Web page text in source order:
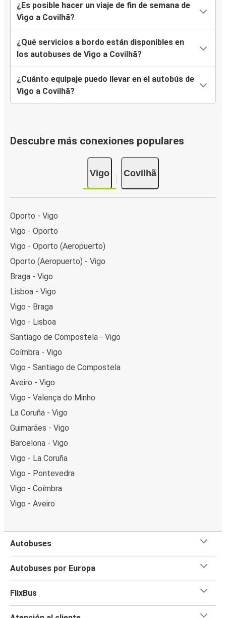
¿Es posible hacer un viaje de fin de semana de
Vigo a Covilhã?
¿Qué servicios a bordo están disponibles en
los autobuses de Vigo a Covilhã?
¿Cuánto equipaje puedo llevar en el autobús de
Vigo a Covilhã?
Descubre más conexiones populares
Vigo Covilhã
Oporto - Vigo
Vigo - Oporto
Vigo - Oporto (Aeropuerto)
Oporto (Aeropuerto) - Vigo
Braga - Vigo
Lisboa - Vigo
Vigo - Braga
Vigo - Lisboa
Santiago de Compostela - Vigo
Coímbra - Vigo
Vigo - Santiago de Compostela
Aveiro - Vigo
Vigo - Valença do Minho
La Coruña - Vigo
Guimarães - Vigo
Barcelona - Vigo
Vigo - La Coruña
Vigo - Pontevedra
Vigo - Coímbra
Vigo - Aveiro
Autobuses
Autobuses por Europa
FlixBus